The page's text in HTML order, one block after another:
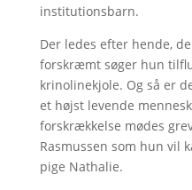
institutionsbarn.
Der ledes efter hende,
forskræmt søger hun
krinolinekjole. Og så er
et højst levende
forskrækkelse mødes
Rasmussen som hun vil
pige Nathalie.